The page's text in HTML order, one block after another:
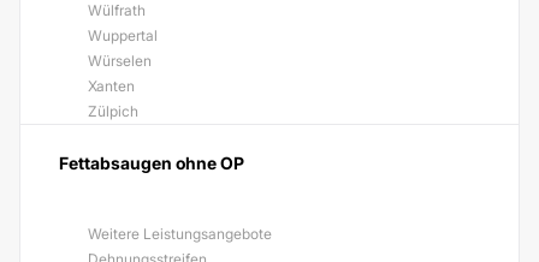
Wülfrath
Wuppertal
Würselen
Xanten
Zülpich
Fettabsaugen ohne OP
Weitere Leistungsangebote